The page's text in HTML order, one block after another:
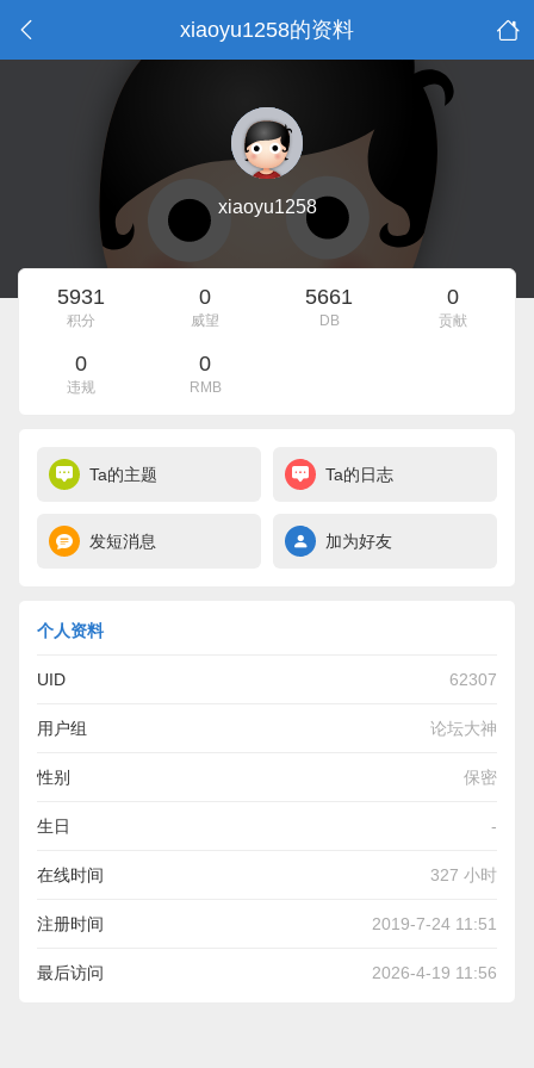
xiaoyu1258的资料
xiaoyu1258
5931
积分
0
威望
5661
DB
0
贡献
0
违规
0
RMB
Ta的主题 Ta的日志
发短消息 加为好友
个人资料
UID 62307
用户组 论坛大神
性别 保密
生日 -
在线时间 327 小时
注册时间 2019-7-24 11:51
最后访问 2026-4-19 11:56